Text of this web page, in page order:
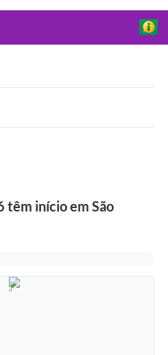
têm início em São